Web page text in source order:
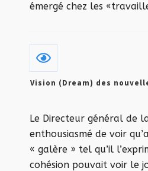
émergé chez les
Vision (Dream) des
Le Directeur général de
enthousiasmé de voir
« galère » tel qu’il
cohésion pouvait voir le